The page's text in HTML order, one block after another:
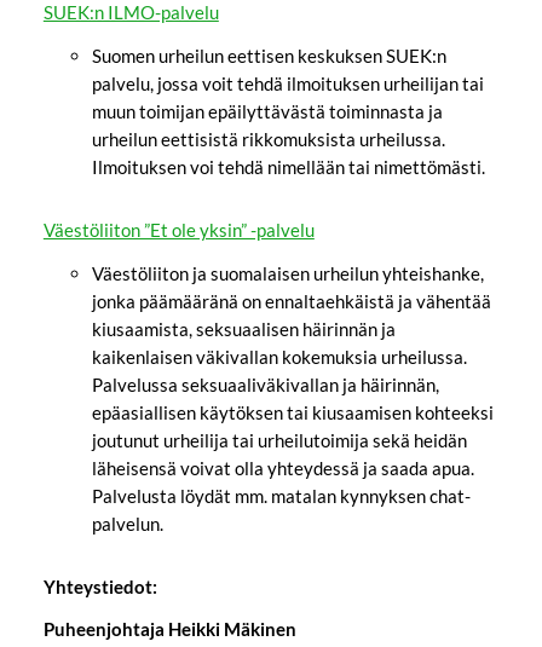
SUEK:n ILMO-palvelu
Suomen urheilun eettisen keskuksen SUEK:n
palvelu, jossa voit tehdä ilmoituksen urheilijan tai
muun toimijan epäilyttävästä toiminnasta ja
urheilun eettisistä rikkomuksista urheilussa.
Ilmoituksen voi tehdä nimellään tai nimettömästi.
Väestöliiton ”Et ole yksin” -palvelu
Väestöliiton ja suomalaisen urheilun yhteishanke,
jonka päämääränä on ennaltaehkäistä ja vähentää
kiusaamista, seksuaalisen häirinnän ja
kaikenlaisen väkivallan kokemuksia urheilussa.
Palvelussa seksuaaliväkivallan ja häirinnän,
epäasiallisen käytöksen tai kiusaamisen kohteeksi
joutunut urheilija tai urheilutoimija sekä heidän
läheisensä voivat olla yhteydessä ja saada apua.
Palvelusta löydät mm. matalan kynnyksen chat-
palvelun.
Yhteystiedot:
Puheenjohtaja Heikki Mäkinen